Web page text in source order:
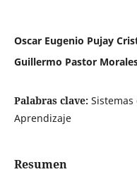
Oscar Eugenio Pujay
Guillermo Pastor
Palabras clave:
Aprendizaje
Resumen